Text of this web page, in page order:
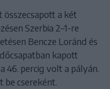
összecsapott a két
Szerbia 2–1-re
Bencze Loránd és
kapott
46. percig volt a pályán.
be csereként.